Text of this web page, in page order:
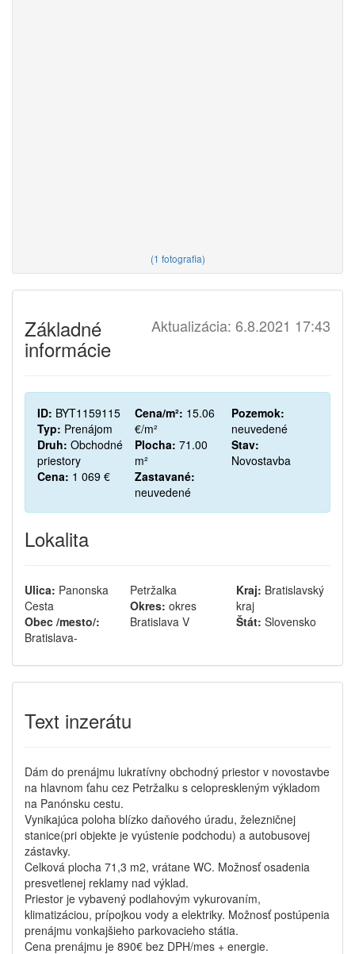
(1 fotografia)
Aktualizácia: 6.8.2021 17:43
Základné
informácie
ID: BYT1159115
Typ: Prenájom
Druh:
priestory
Cena: 1 069 €
Cena/m²:
€/m²
Plocha:
m²
Zastavané:
neuvedené
Pozemok:
neuvedené
Stav:
Novostavba
Lokalita
Ulica:
Cesta
Obec /mesto/:
Bratislava-
Petržalka
Okres: okres
Bratislava V
Kraj:
kraj
Štát: Slovensko
Text inzerátu
Dám do prenájmu lukratívny obchodný priestor v novostavbe
na hlavnom ťahu cez Petržalku s celopreskleným výkladom
na Panónsku cestu.
Vynikajúca poloha blízko daňového úradu, železničnej
stanice(pri objekte je vyústenie podchodu) a autobusovej
zástavky.
Celková plocha 71,3 m2, vrátane WC. Možnosť osadenia
presvetlenej reklamy nad výklad.
Priestor je vybavený podlahovým vykurovaním,
klimatizáciou, prípojkou vody a elektriky. Možnosť postúpenia
prenájmu vonkajšieho parkovacieho státia.
Cena prenájmu je 890€ bez DPH/mes + energie.